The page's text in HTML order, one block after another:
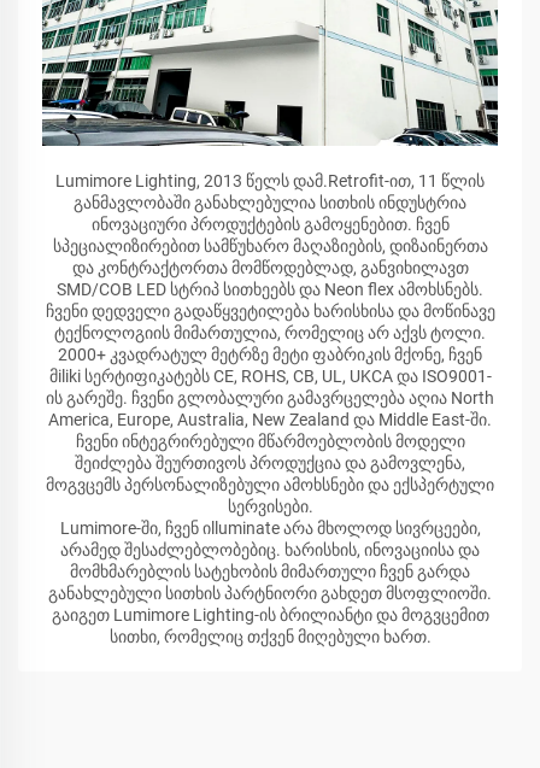
Lumimore Lighting, 2013 წელს დამ.Retrofit-ით, 11 წლის
განმავლობაში განახლებულია სითხის ინდუსტრია
ინოვაციური პროდუქტების გამოყენებით. ჩვენ
სპეციალიზირებით სამწუხარო მაღაზიების, დიზაინერთა
და კონტრაქტორთა მომწოდებლად, განვიხილავთ
SMD/COB LED სტრიპ სითხეებს და Neon flex ამოხსნებს.
ჩვენი დედველი გადაწყვეტილება ხარისხისა და მოწინავე
ტექნოლოგიის მიმართულია, რომელიც არ აქვს ტოლი.
2000+ კვადრატულ მეტრზე მეტი ფაბრიკის მქონე, ჩვენ
მiliki სერტიფიკატებს CE, ROHS, CB, UL, UKCA და ISO9001-
ის გარეშე. ჩვენი გლობალური გამავრცელება აღია North
America, Europe, Australia, New Zealand და Middle East-ში.
ჩვენი ინტეგრირებული მწარმოებლობის მოდელი
შეიძლება შეურთივოს პროდუქცია და გამოვლენა,
მოგვცემს პერსონალიზებული ამოხსნები და ექსპერტული
სერვისები.
Lumimore-ში, ჩვენ იlluminate არა მხოლოდ სივრცეები,
არამედ შესაძლებლობებიც. ხარისხის, ინოვაციისა და
მომხმარებლის სატეხობის მიმართული ჩვენ გარდა
განახლებული სითხის პარტნიორი გახდეთ მსოფლიოში.
გაიგეთ Lumimore Lighting-ის ბრილიანტი და მოგვცემით
სითხი, რომელიც თქვენ მიღებული ხართ.